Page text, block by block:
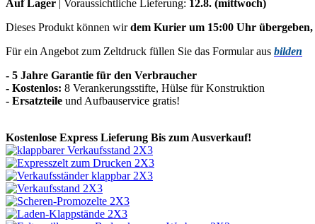
Auf Lager | Voraussichtliche Lieferung: 12.8. (mittwoch)
Dieses Produkt können wirdem Kurier um 15:00 Uhr übergeben,
Für ein Angebot zum Zeltdruck füllen Sie das Formular aus bilden
- 5 Jahre Garantie für den Verbraucher
- Kostenlos: 8 Verankerungsstifte, Hülse für Konstruktion
- Ersatzteile und Aufbauservice gratis!
Kostenlose Express Lieferung Bis zum Ausverkauf!